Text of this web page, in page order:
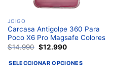
JOIGO
Carcasa Antigolpe 360 Para
Poco X6 Pro Magsafe Colores
$14.990 $12.990
SELECCIONAR OPCIONES